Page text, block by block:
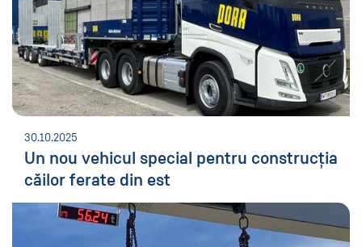
30.10.2025
Un nou vehicul special pentru construcția
căilor ferate din est